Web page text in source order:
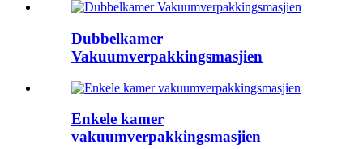
Dubbelkamer
Vakuumverpakkingsmasjien
Enkele kamer
vakuumverpakkingsmasjien